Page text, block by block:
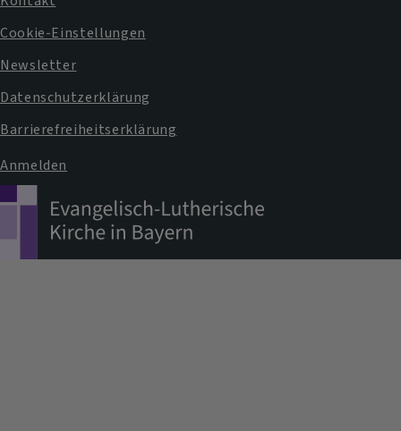
Cookie-Einstellungen
Newsletter
Datenschutzerklärung
Barrierefreiheitserklärung
Benutzermenü
Anmelden